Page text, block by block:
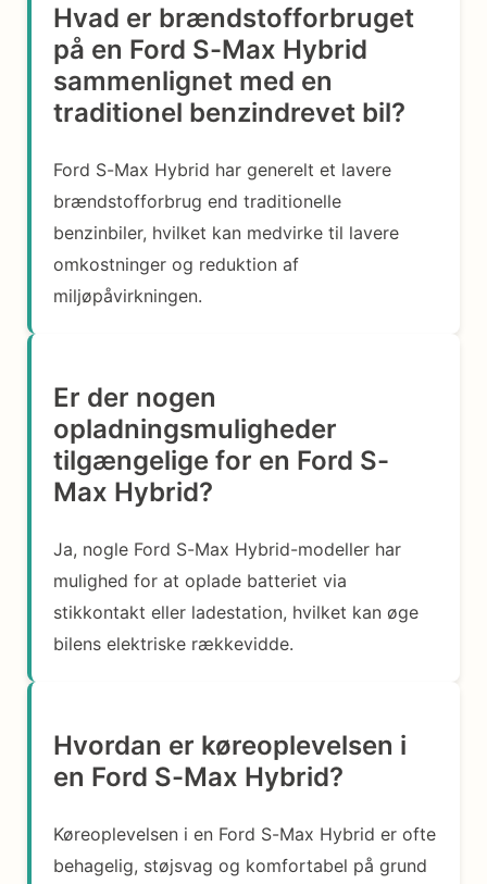
Hvad er brændstofforbruget
på en Ford S-Max Hybrid
sammenlignet med en
traditionel benzindrevet bil?
Ford S-Max Hybrid har generelt et lavere
brændstofforbrug end traditionelle
benzinbiler, hvilket kan medvirke til lavere
omkostninger og reduktion af
miljøpåvirkningen.
Er der nogen
opladningsmuligheder
tilgængelige for en Ford S-
Max Hybrid?
Ja, nogle Ford S-Max Hybrid-modeller har
mulighed for at oplade batteriet via
stikkontakt eller ladestation, hvilket kan øge
bilens elektriske rækkevidde.
Hvordan er køreoplevelsen i
en Ford S-Max Hybrid?
Køreoplevelsen i en Ford S-Max Hybrid er ofte
behagelig, støjsvag og komfortabel på grund